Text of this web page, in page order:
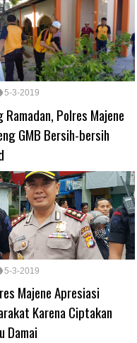
5-3-2019
Ramadan, Polres Majene
GMB Bersih-bersih
5-3-2019
Majene Apresiasi
Karena Ciptakan
Damai